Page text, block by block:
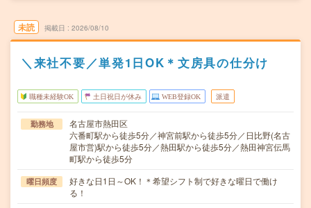
未読 掲載日 2026/08/10
＼来社不要／単発1日OK＊文房具の仕分け
職種未経験OK 土日祝日が休み WEB登録OK 派遣
勤務地
名古屋市熱田区
六番町駅から徒歩5分／神宮前駅から徒歩5分／日比野(名古
屋市営)駅から徒歩5分／熱田駅から徒歩5分／熱田神宮伝馬
町駅から徒歩5分
曜日頻度
好きな日1日～OK！＊希望シフト制で好きな曜日で働け
る！